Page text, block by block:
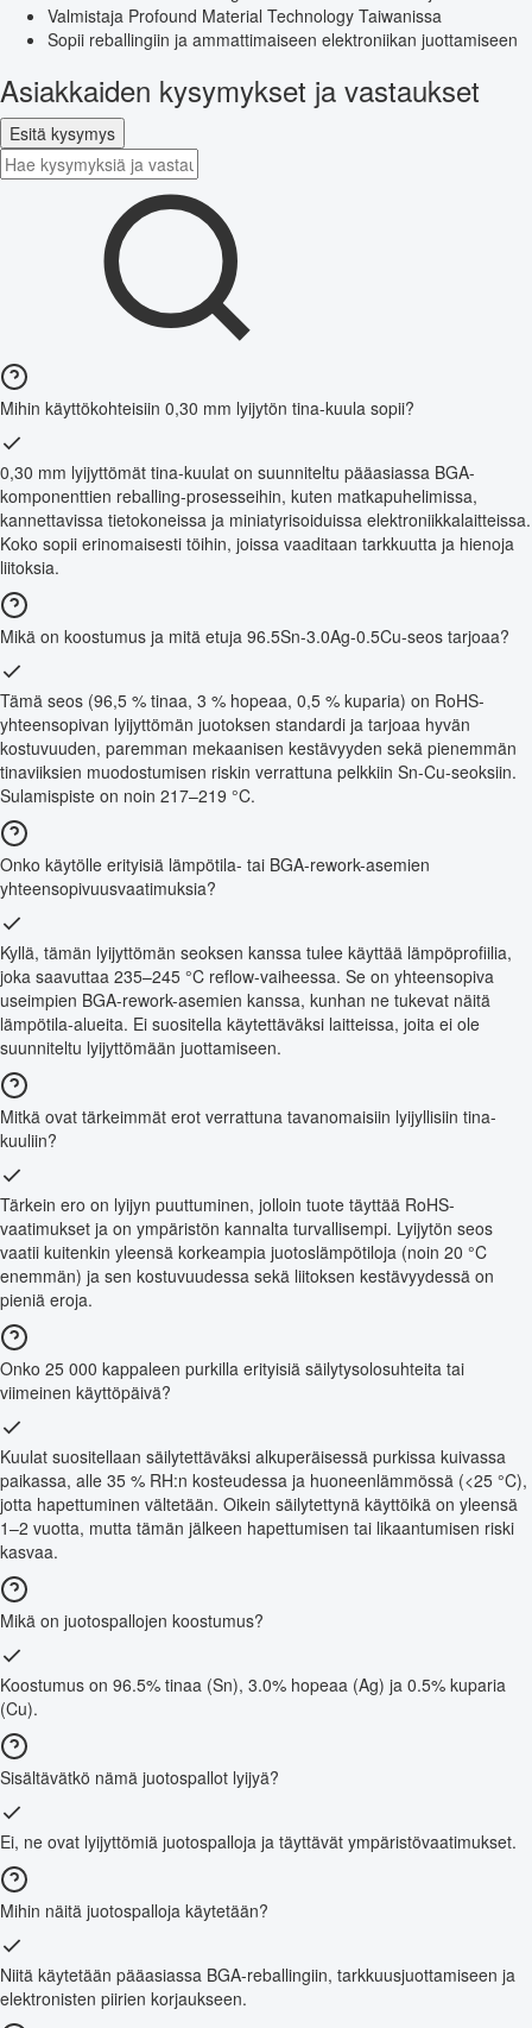
Valmistaja Profound Material Technology Taiwanissa
Sopii reballingiin ja ammattimaiseen elektroniikan juottamiseen
Asiakkaiden kysymykset ja vastaukset
Esitä kysymys
Mihin käyttökohteisiin 0,30 mm lyijytön tina-kuula sopii?
0,30 mm lyijyttömät tina-kuulat on suunniteltu pääasiassa BGA-
komponenttien reballing-prosesseihin, kuten matkapuhelimissa,
kannettavissa tietokoneissa ja miniatyrisoiduissa elektroniikkalaitteissa.
Koko sopii erinomaisesti töihin, joissa vaaditaan tarkkuutta ja hienoja
liitoksia.
Mikä on koostumus ja mitä etuja 96.5Sn-3.0Ag-0.5Cu-seos tarjoaa?
Tämä seos (96,5 % tinaa, 3 % hopeaa, 0,5 % kuparia) on RoHS-
yhteensopivan lyijyttömän juotoksen standardi ja tarjoaa hyvän
kostuvuuden, paremman mekaanisen kestävyyden sekä pienemmän
tinaviiksien muodostumisen riskin verrattuna pelkkiin Sn-Cu-seoksiin.
Sulamispiste on noin 217–219 °C.
Onko käytölle erityisiä lämpötila- tai BGA-rework-asemien
yhteensopivuusvaatimuksia?
Kyllä, tämän lyijyttömän seoksen kanssa tulee käyttää lämpöprofiilia,
joka saavuttaa 235–245 °C reflow-vaiheessa. Se on yhteensopiva
useimpien BGA-rework-asemien kanssa, kunhan ne tukevat näitä
lämpötila-alueita. Ei suositella käytettäväksi laitteissa, joita ei ole
suunniteltu lyijyttömään juottamiseen.
Mitkä ovat tärkeimmät erot verrattuna tavanomaisiin lyijyllisiin tina-
kuuliin?
Tärkein ero on lyijyn puuttuminen, jolloin tuote täyttää RoHS-
vaatimukset ja on ympäristön kannalta turvallisempi. Lyijytön seos
vaatii kuitenkin yleensä korkeampia juotoslämpötiloja (noin 20 °C
enemmän) ja sen kostuvuudessa sekä liitoksen kestävyydessä on
pieniä eroja.
Onko 25 000 kappaleen purkilla erityisiä säilytysolosuhteita tai
viimeinen käyttöpäivä?
Kuulat suositellaan säilytettäväksi alkuperäisessä purkissa kuivassa
paikassa, alle 35 % RH:n kosteudessa ja huoneenlämmössä (<25 °C),
jotta hapettuminen vältetään. Oikein säilytettynä käyttöikä on yleensä
1–2 vuotta, mutta tämän jälkeen hapettumisen tai likaantumisen riski
kasvaa.
Mikä on juotospallojen koostumus?
Koostumus on 96.5% tinaa (Sn), 3.0% hopeaa (Ag) ja 0.5% kuparia
(Cu).
Sisältävätkö nämä juotospallot lyijyä?
Ei, ne ovat lyijyttömiä juotospalloja ja täyttävät ympäristövaatimukset.
Mihin näitä juotospalloja käytetään?
Niitä käytetään pääasiassa BGA-reballingiin, tarkkuusjuottamiseen ja
elektronisten piirien korjaukseen.